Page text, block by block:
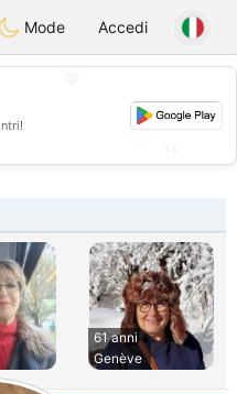
Mode Accedi
61 anni
Genève